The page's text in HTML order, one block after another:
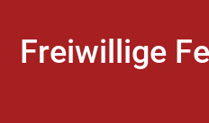
Freiwillige